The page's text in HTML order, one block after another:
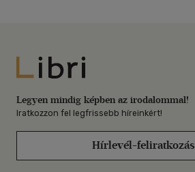
Libri
Legyen mindig képben az irodalommal!
Iratkozzon fel legfrissebb híreinkért!
Hírlevél-feliratkozás